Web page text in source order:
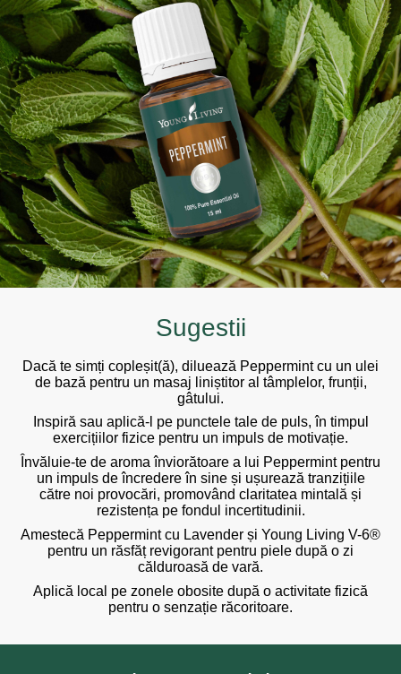
Sugestii
Dacă te simți copleșit(ă), diluează Peppermint cu un ulei
de bază pentru un masaj liniștitor al tâmplelor, frunții,
gâtului.
Inspiră sau aplică-l pe punctele tale de puls, în timpul
exercițiilor fizice pentru un impuls de motivație.
Învăluie-te de aroma înviorătoare a lui Peppermint pentru
un impuls de încredere în sine și ușurează tranzițiile
către noi provocări, promovând claritatea mintală și
rezistența pe fondul incertitudinii.
Amestecă Peppermint cu Lavender și Young Living V-6®
pentru un răsfăț revigorant pentru piele după o zi
călduroasă de vară.
Aplică local pe zonele obosite după o activitate fizică
pentru o senzație răcoritoare.